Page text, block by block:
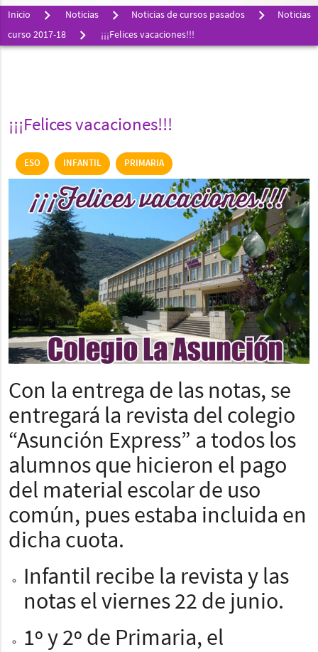
Inicio Noticias Noticias de cursos pasados
Noticias
curso 2017-18
¡¡¡Felices vacaciones!!!
¡¡¡Felices vacaciones!!!
ESO INFANTIL PRIMARIA
Con la entrega de las notas, se
entregará la revista del colegio
“Asunción Express” a todos los
alumnos que hicieron el pago
del material escolar de uso
común, pues estaba incluida en
dicha cuota.
Infantil recibe la revista y las
notas el viernes 22 de junio.
1º y 2º de Primaria, el